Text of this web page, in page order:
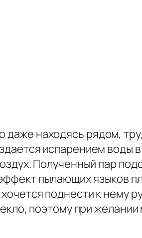
находясь рядом,
испарением воды
Полученный пар
пылающих языков
поднести к нему
поэтому при